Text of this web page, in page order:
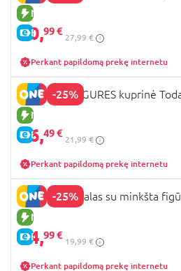
NAUJA PREKĖ
E-KAINA
20,99 €
27,99 €
Perkant papildomą prekę internetu
-25%
NAUJA PREKĖ
E-KAINA
LEGO MINIFIGURES kuprinė
16,49 €
21,99 €
Perkant papildomą prekę internetu
-25%
NAUJA PREKĖ
E-KAINA
KUROMI penalas su minkšta
14,99 €
19,99 €
Perkant papildomą prekę internetu